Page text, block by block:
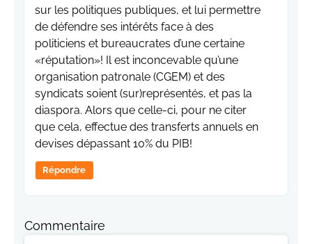
sur les politiques publiques, et lui permettre
de défendre ses intérêts face à des
politiciens et bureaucrates d’une certaine
«réputation»! Il est inconcevable qu’une
organisation patronale (CGEM) et des
syndicats soient (sur)représentés, et pas la
diaspora. Alors que celle-ci, pour ne citer
que cela, effectue des transferts annuels en
devises dépassant 10% du PIB!
Répondre
Commentaire